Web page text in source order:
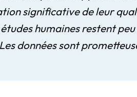
significative de leur
humaines restent
données sont